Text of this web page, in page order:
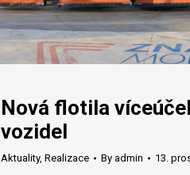
Nová flotila
vozidel
Aktuality, Realizace By admin 13.